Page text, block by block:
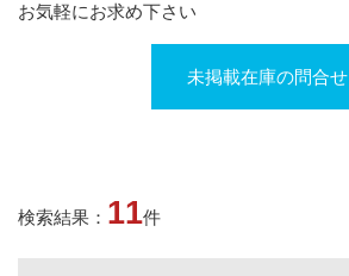
お気軽にお求め下さい
未掲載在庫の問合せ
検索結果： 11件